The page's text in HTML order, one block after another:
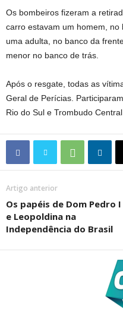
Os bombeiros fizeram a
carro estavam um homem,
uma adulta, no banco da
menor no banco de trás.
Após o resgate, todas as
Geral de Perícias.
Rio do Sul e Trombudo
Artigo anterior
Os papéis de Dom Pedro I
e Leopoldina na
Independência do Brasil